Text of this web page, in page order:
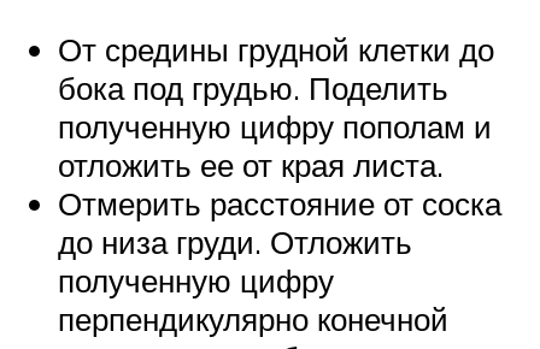
От средины грудной клетки до
бока под грудью. Поделить
полученную цифру пополам и
отложить ее от края листа.
Отмерить расстояние от соска
до низа груди. Отложить
полученную цифру
перпендикулярно конечной